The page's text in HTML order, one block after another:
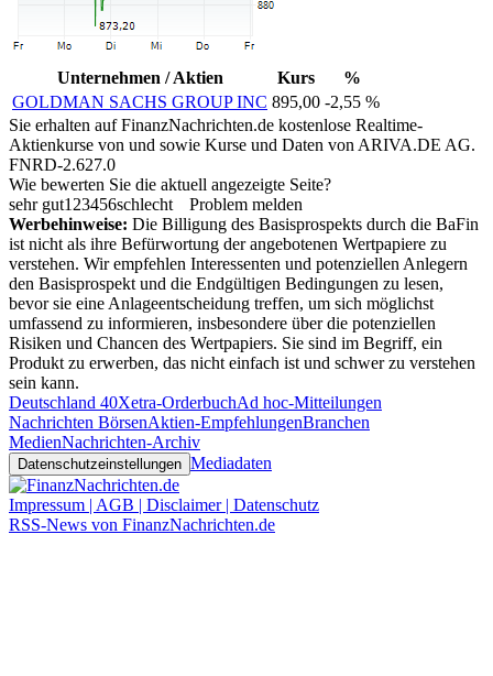
Unternehmen / Aktien Kurs
%
GOLDMAN SACHS GROUP INC 895,00 -2,55 %
Sie erhalten auf FinanzNachrichten.de kostenlose Realtime-
Aktienkurse von und sowie Kurse und Daten von ARIVA.DE AG.
FNRD-2.627.0
Wie bewerten Sie die aktuell angezeigte Seite?
sehr gut1 23456schlecht
Problem melden
Werbehinweise: Die Billigung des Basisprospekts durch die BaFin
ist nicht als ihre Befürwortung der angebotenen Wertpapiere zu
verstehen. Wir empfehlen Interessenten und potenziellen Anlegern
den Basisprospekt und die Endgültigen Bedingungen zu lesen,
bevor sie eine Anlageentscheidung treffen, um sich möglichst
umfassend zu informieren, insbesondere über die potenziellen
Risiken und Chancen des Wertpapiers. Sie sind im Begriff, ein
Produkt zu erwerben, das nicht einfach ist und schwer zu verstehen
sein kann.
Deutschland 40Xetra-OrderbuchAd hoc-Mitteilungen
Nachrichten BörsenAktien-EmpfehlungenBranchen
MedienNachrichten-Archiv
Datenschutzeinstellungen Mediadaten
Impressum | AGB | Disclaimer | Datenschutz
RSS-News von FinanzNachrichten.de